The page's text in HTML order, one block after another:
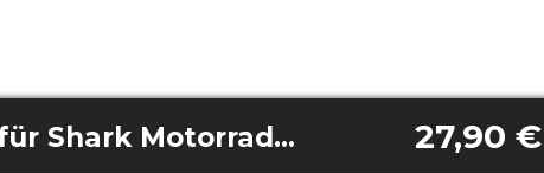
Linke Seitentasche für Shark Motorrad (Grau/Grün) 27,90 €